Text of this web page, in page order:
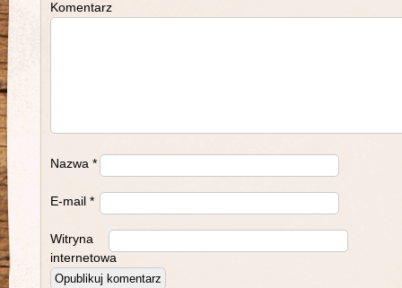
Komentarz
Nazwa *
E-mail *
Witryna
internetowa